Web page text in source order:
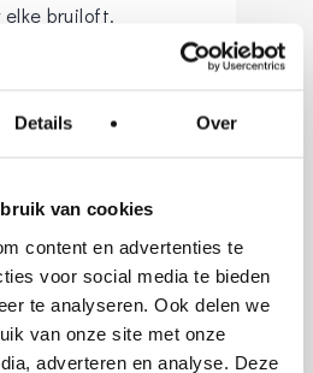
Details Over
van cookies
content en advertenties te
voor social media te bieden
te analyseren. Ook delen we
van onze site met onze
adverteren en analyse. Deze
bruiloft.